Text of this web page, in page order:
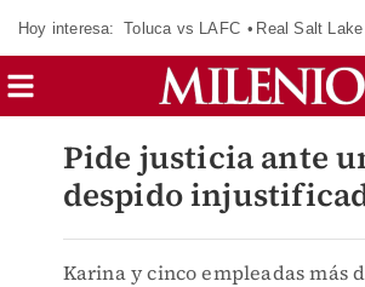
Hoy interesa: Toluca vs LAFC Real Salt
Pide justicia ante
despido
Karina y cinco empleadas más